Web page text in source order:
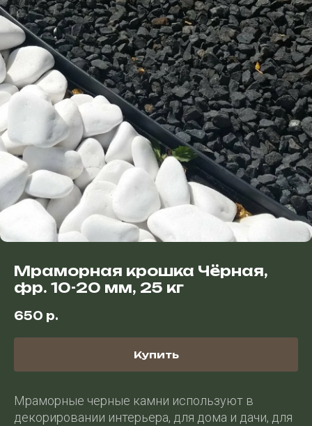
Мраморная крошка Чёрная,
фр. 10-20 мм, 25 кг
650 р.
Купить
Мраморные черные камни используют в
декорировании интерьера, для дома и дачи, для